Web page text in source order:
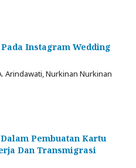
Instagram Wedding
Arindawati, Nurkinan Nurkinan
Pembuatan Kartu
Dan Transmigrasi